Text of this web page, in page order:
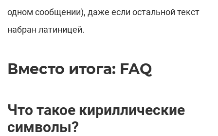
одном сообщении), даже если остальной текст
набран латиницей.
Вместо итога: FAQ
Что такое кириллические
символы?